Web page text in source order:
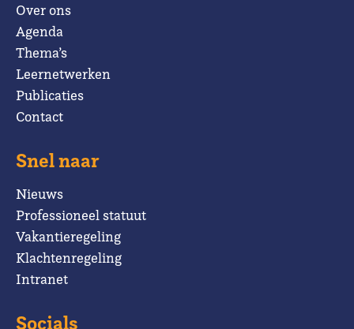
Over ons
Agenda
Thema’s
Leernetwerken
Publicaties
Contact
Snel naar
Nieuws
Professioneel statuut
Vakantieregeling
Klachtenregeling
Intranet
Socials